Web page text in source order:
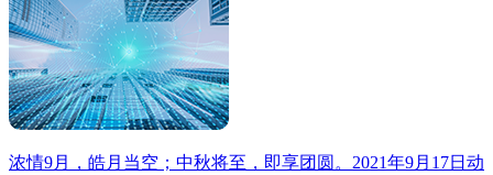
浓情9月，皓月当空；中秋将至，即享团圆。2021年9月17日动